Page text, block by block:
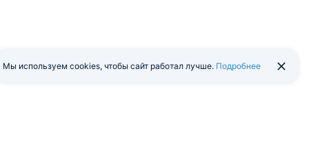
Мы используем cookies, чтобы сайт работал лучше. Подробнее